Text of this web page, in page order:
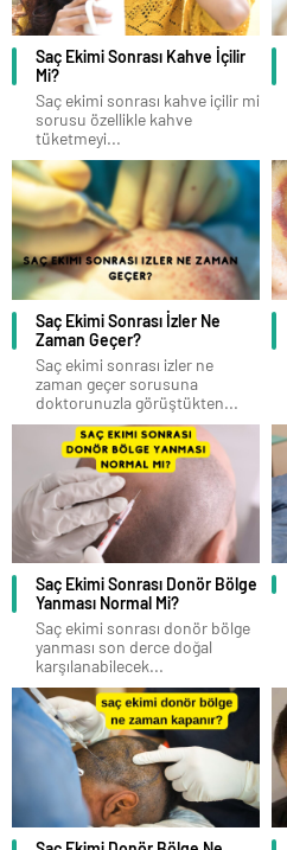
Saç Ekimi Sonrası Kahve İçilir
Mi?
Saç ekimi sonrası kahve içilir mi
sorusu özellikle kahve
tüketmeyi...
Saç Ekimi Sonrası İzler Ne
Zaman Geçer?
Saç ekimi sonrası izler ne
zaman geçer sorusuna
doktorunuzla görüştükten...
Saç Ekimi Sonrası Donör Bölge
Yanması Normal Mi?
Saç ekimi sonrası donör bölge
yanması son derce doğal
karşılanabilecek...